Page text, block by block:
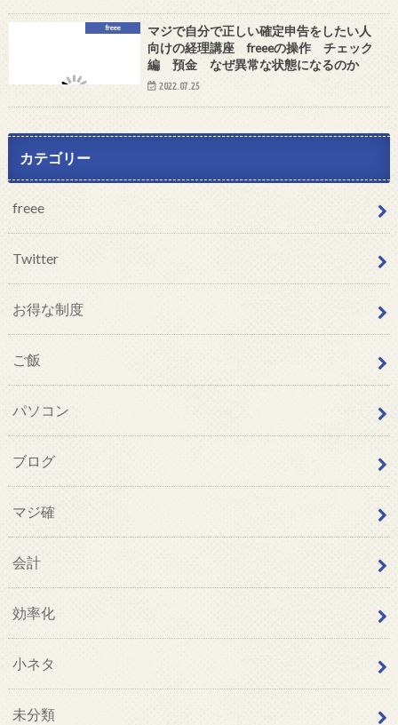
freee
マジで自分で正しい確定申告をしたい人
向けの経理講座 freeeの操作 チェック
編 預金 なぜ異常な状態になるのか
2022.07.25
カテゴリー
freee
Twitter
お得な制度
ご飯
パソコン
ブログ
マジ確
会計
効率化
小ネタ
未分類